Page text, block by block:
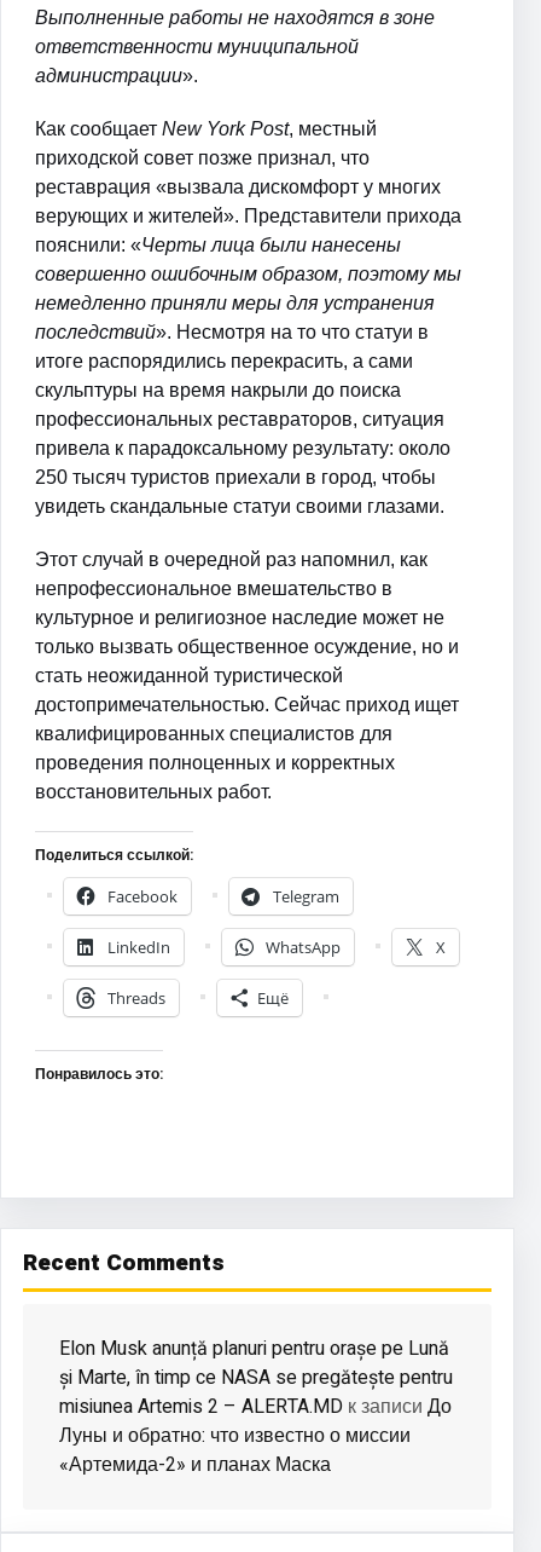
Выполненные работы не находятся в зоне
ответственности муниципальной
администрации».
Как сообщает New York Post, местный
приходской совет позже признал, что
реставрация «вызвала дискомфорт у многих
верующих и жителей». Представители прихода
пояснили: «Черты лица были нанесены
совершенно ошибочным образом, поэтому мы
немедленно приняли меры для устранения
последствий». Несмотря на то что статуи в
итоге распорядились перекрасить, а сами
скульптуры на время накрыли до поиска
профессиональных реставраторов, ситуация
привела к парадоксальному результату: около
250 тысяч туристов приехали в город, чтобы
увидеть скандальные статуи своими глазами.
Этот случай в очередной раз напомнил, как
непрофессиональное вмешательство в
культурное и религиозное наследие может не
только вызвать общественное осуждение, но и
стать неожиданной туристической
достопримечательностью. Сейчас приход ищет
квалифицированных специалистов для
проведения полноценных и корректных
восстановительных работ.
Поделиться ссылкой:
Facebook
Telegram
LinkedIn WhatsApp X
Threads Ещё
Понравилось это:
Recent Comments
Elon Musk anunță planuri pentru orașe pe Lună
și Marte, în timp ce NASA se pregătește pentru
misiunea Artemis 2 – ALERTA.MD к записи До
Луны и обратно: что известно о миссии
«Артемида-2» и планах Маска